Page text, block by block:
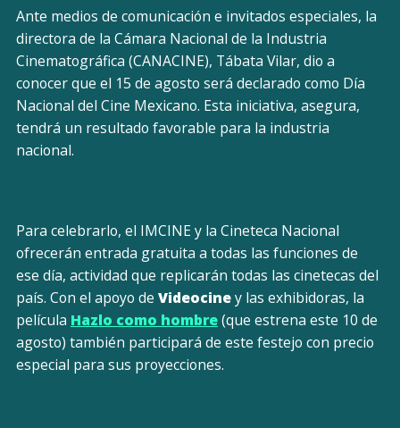
Ante medios de comunicación e invitados especiales, la
directora de la Cámara Nacional de la Industria
Cinematográfica (CANACINE), Tábata Vilar, dio a
conocer que el 15 de agosto será declarado como Día
Nacional del Cine Mexicano. Esta iniciativa, asegura,
tendrá un resultado favorable para la industria
nacional.
Para celebrarlo, el IMCINE y la Cineteca Nacional
ofrecerán entrada gratuita a todas las funciones de
ese día, actividad que replicarán todas las cinetecas del
país. Con el apoyo de Videociney las exhibidoras, la
película Hazlo como hombre(que estrena este 10 de
agosto) también participará de este festejo con precio
especial para sus proyecciones.